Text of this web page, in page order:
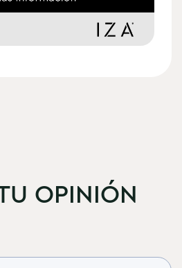
OPINIÓN